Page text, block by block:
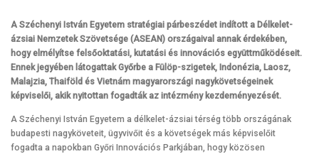
A Széchenyi István Egyetem stratégiai párbeszédet indított a Délkelet-
ázsiai Nemzetek Szövetsége (ASEAN) országaival annak érdekében,
hogy elmélyítse felsőoktatási, kutatási és innovációs együttműködéseit.
Ennek jegyében látogattak Győrbe a Fülöp-szigetek, Indonézia, Laosz,
Malajzia, Thaiföld és Vietnám magyarországi nagykövetségeinek
képviselői, akik nyitottan fogadták az intézmény kezdeményezését.
A Széchenyi István Egyetem a délkelet-ázsiai térség több országának
budapesti nagyköveteit, ügyvivőit és a követségek más képviselőit
fogadta a napokban Győri Innovációs Parkjában, hogy közösen